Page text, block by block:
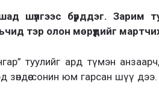
шүлгээс бүрддэг. Зарим
тэр олон мөрүүдийг
туулийг ард түмэн
зөндөө сонин юм гарсан шүү